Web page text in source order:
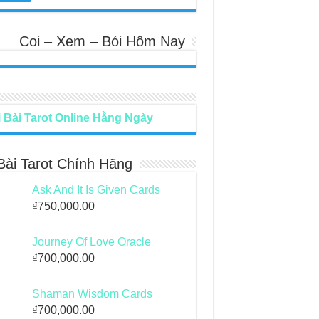
Coi – Xem – Bói Hôm Nay
Bài Tarot Online Hằng Ngày
Tarot Chính Hãng
Ask And It Is Given Cards
₫750,000.00
Journey Of Love Oracle
₫700,000.00
Shaman Wisdom Cards
₫700,000.00